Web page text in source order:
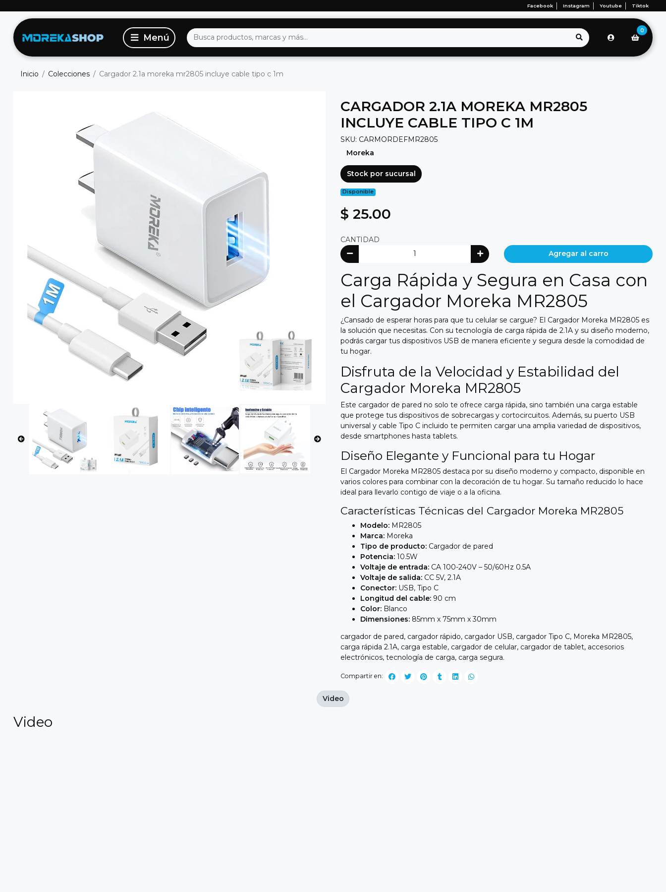
Facebook Instagram Youtube Tiktok
0
Inicio Colecciones Cargador 2.1a moreka mr2805 incluye cable tipo c 1m
CARGADOR 2.1A MOREKA MR2805
INCLUYE CABLE TIPO C 1M
SKU: CARMORDEFMR2805
Moreka
Stock por sucursal
Disponible
$ 25.00
CANTIDAD
Agregar al carro
Carga Rápida y Segura en Casa con
el Cargador Moreka MR2805
¿Cansado de esperar horas para que tu celular se cargue? El Cargador Moreka MR2805 es
la solución que necesitas. Con su tecnología de carga rápida de 2.1A y su diseño moderno,
podrás cargar tus dispositivos USB de manera eficiente y segura desde la comodidad de
tu hogar.
Disfruta de la Velocidad y Estabilidad del
Cargador Moreka MR2805
Este cargador de pared no solo te ofrece carga rápida, sino también una carga estable
que protege tus dispositivos de sobrecargas y cortocircuitos. Además, su puerto USB
universal y cable Tipo C incluido te permiten cargar una amplia variedad de dispositivos,
desde smartphones hasta tablets.
Diseño Elegante y Funcional para tu Hogar
El Cargador Moreka MR2805 destaca por su diseño moderno y compacto, disponible en
varios colores para combinar con la decoración de tu hogar. Su tamaño reducido lo hace
ideal para llevarlo contigo de viaje o a la oficina.
Características Técnicas del Cargador Moreka MR2805
Modelo: MR2805
Marca: Moreka
Tipo de producto: Cargador de pared
Potencia: 10.5W
Voltaje de entrada: CA 100-240V – 50/60Hz 0.5A
Voltaje de salida: CC 5V, 2.1A
Conector: USB, Tipo C
Longitud del cable: 90 cm
Color: Blanco
Dimensiones: 85mm x 75mm x 30mm
cargador de pared, cargador rápido, cargador USB, cargador Tipo C, Moreka MR2805,
carga rápida 2.1A, carga estable, cargador de celular, cargador de tablet, accesorios
electrónicos, tecnología de carga, carga segura.
Compartir en:
Video
Video